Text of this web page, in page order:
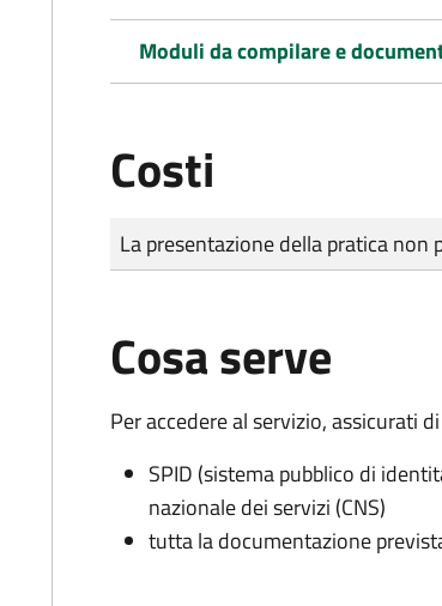
Moduli da compilare e
Costi
Tipo di pagamento
Importo
La presentazione della pratica non
Cosa serve
Per accedere al servizio, assicurati
SPID (sistema pubblico di
nazionale dei servizi (CNS)
tutta la documentazione